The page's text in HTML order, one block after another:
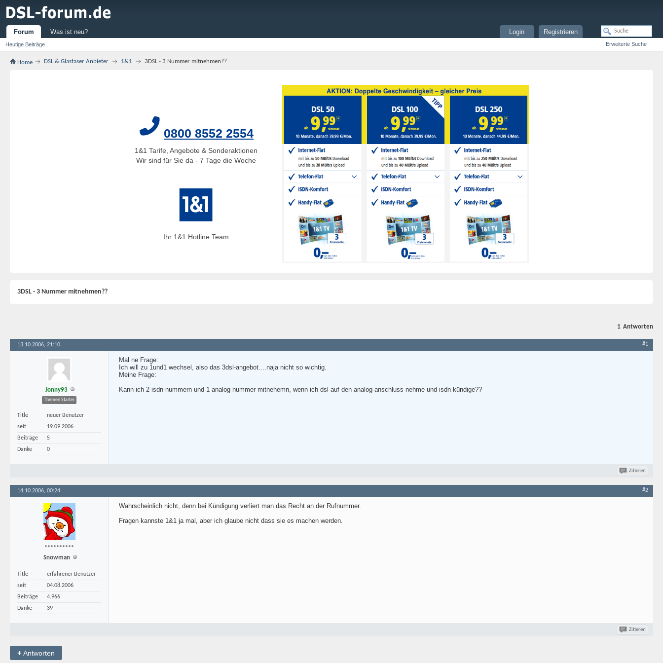
Forum
Heutige Beiträge
Was ist neu? Registrieren
Login
Erweiterte Suche
Home DSL & Glasfaser Anbieter 1&1 3DSL - 3 Nummer mitnehmen??
0800 8552 2554
1&1 Tarife, Angebote & Sonderaktionen
Wir sind für Sie da - 7 Tage die Woche
Ihr 1&1 Hotline Team
3DSL - 3 Nummer mitnehmen??
1 Antworten
13.10.2006, 21:10 #1
Jonny93
Themen Starter
Title
neuer Benutzer
seit
19.09.2006
Beiträge
5
Danke
0
Mal ne Frage:
Ich will zu 1und1 wechsel, also das 3dsl-angebot....naja nicht so wichtig.
Meine Frage:
Kann ich 2 isdn-nummern und 1 analog nummer mitnehemn, wenn ich dsl auf den analog-anschluss nehme und isdn kündige??
Zitieren
14.10.2006, 00:24 #2
**********
Snowman
Title
erfahrener Benutzer
seit
04.08.2006
Beiträge
4.966
Danke
39
Wahrscheinlich nicht, denn bei Kündigung verliert man das Recht an der Rufnummer.
Fragen kannste 1&1 ja mal, aber ich glaube nicht dass sie es machen werden.
Zitieren
+Antworten